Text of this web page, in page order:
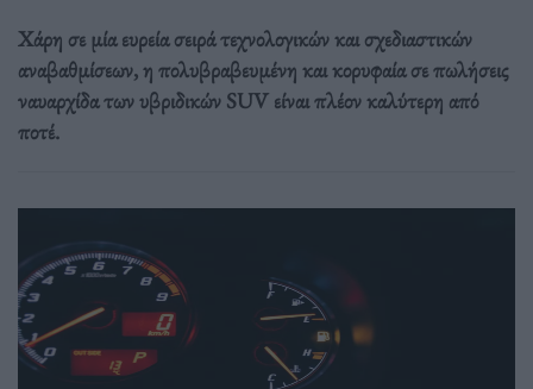
Χάρη σε μία ευρεία σειρά τεχνολογικών και σχεδιαστικών
αναβαθμίσεων, η πολυβραβευμένη και κορυφαία σε πωλήσεις
ναυαρχίδα των υβριδικών SUV είναι πλέον καλύτερη από
ποτέ.